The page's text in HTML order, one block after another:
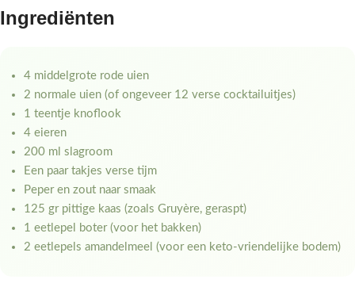
Ingrediënten
4 middelgrote rode uien
2 normale uien (of ongeveer 12 verse cocktailuitjes)
1 teentje knoflook
4 eieren
200 ml slagroom
Een paar takjes verse tijm
Peper en zout naar smaak
125 gr pittige kaas (zoals Gruyère, geraspt)
1 eetlepel boter (voor het bakken)
2 eetlepels amandelmeel (voor een keto-vriendelijke bodem)